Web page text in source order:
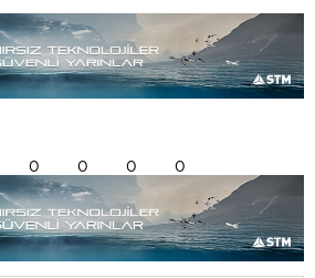
0 0 0 0